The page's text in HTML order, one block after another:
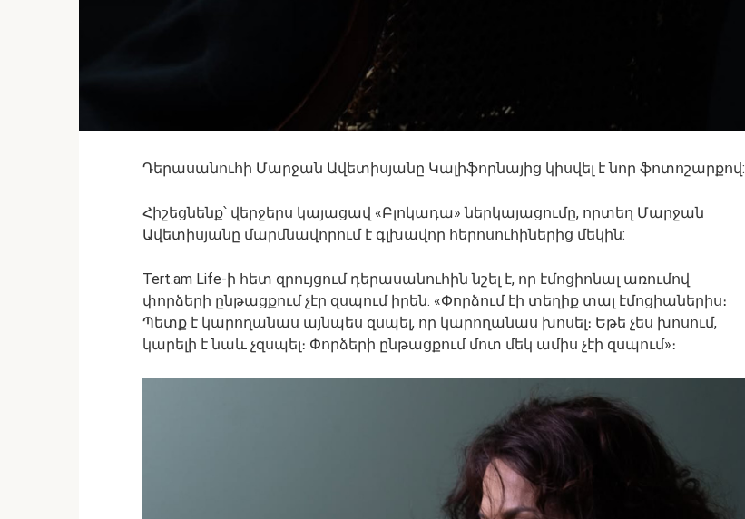
Դերասանուհի Մարջան Ավետիսյանը Կալիֆորնայից կիսվել է նոր ֆոտոշարքով:
Հիշեցնենք՝ վերջերս կայացավ «Բլոկադա» ներկայացումը, որտեղ Մարջան
Ավետիսյանը մարմնավորում է գլխավոր հերոսուհիներից մեկին:
Tert.am Life-ի հետ զրույցում դերասանուհին նշել է, որ էմոցիոնալ առումով
փորձերի ընթացքում չէր զսպում իրեն. «Փորձում էի տեղիք տալ էմոցիաներիս։
Պետք է կարողանաս այնպես զսպել, որ կարողանաս խոսել։ Եթե չես խոսում,
կարելի է նաև չզսպել։ Փորձերի ընթացքում մոտ մեկ ամիս չէի զսպում»։